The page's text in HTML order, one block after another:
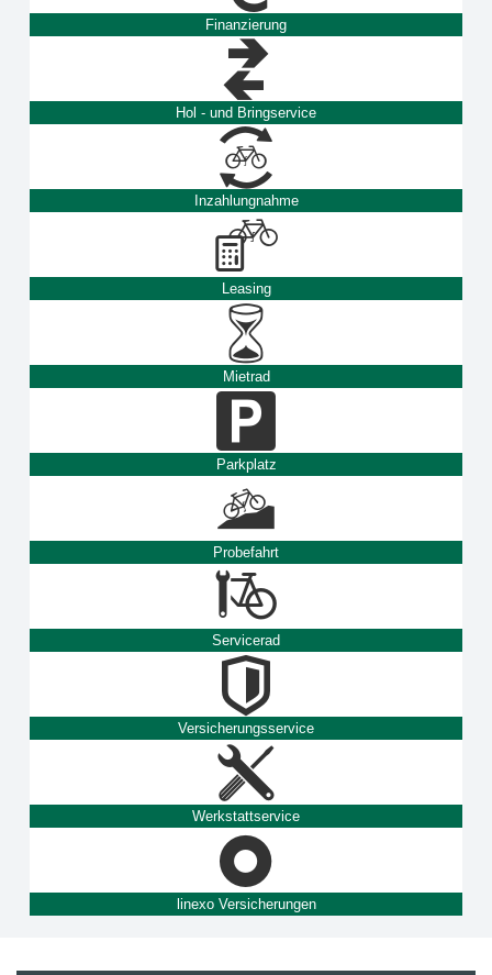
Finanzierung
Hol - und Bringservice
Inzahlungnahme
Leasing
Mietrad
Parkplatz
Probefahrt
Servicerad
Versicherungsservice
Werkstattservice
linexo Versicherungen